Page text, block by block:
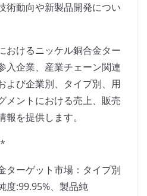
術動向や新製品開発につい
おけるニッケル銅合金ター
入企業、産業チェーン関連
よび企業別、タイプ別、用
メントにおける売上、販売
を提供します。
ターゲット市場：タイプ別
度:99.95%、製品純